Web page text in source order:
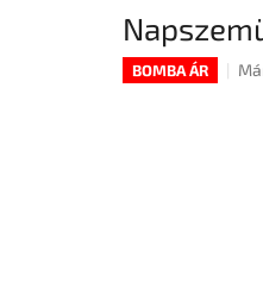
BOMBA ÁR